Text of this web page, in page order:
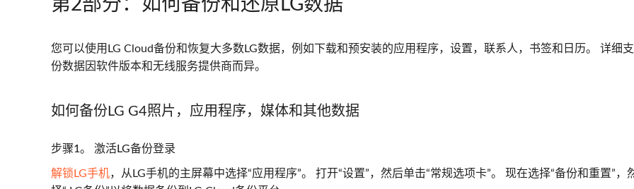
第2部分：如何备份和还原LG数据
您可以使用LG Cloud备份和恢复大多数LG数据，例如下载和预安装的应用程序，设置，联系人，书签和日历。 详细
份数据因软件版本和无线服务提供商而异。
如何备份LG G4照片，应用程序，媒体和其他数据
步骤1。 激活LG备份登录
解锁LG手机，从LG手机的主屏幕中选择“应用程序”。 打开“设置”，然后单击“常规选项卡”。 现在选择“备份和重置”，